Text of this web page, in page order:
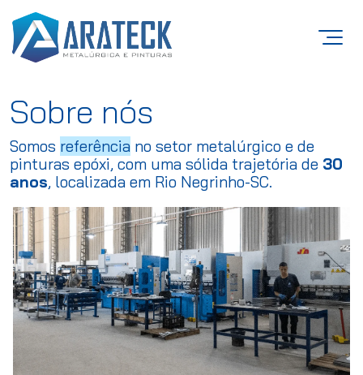
Sobre nós
Somos referência no setor metalúrgico e de
pinturas epóxi, com uma sólida trajetória de 30
anos, localizada em Rio Negrinho-SC.